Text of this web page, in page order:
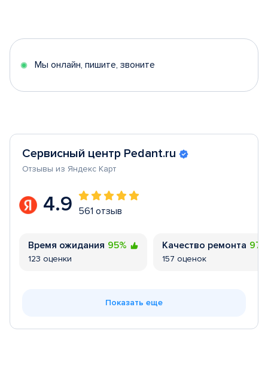
5
Мы онлайн, пишите, звоните
Сервисный центр Pedant.ru
Отзывы из Яндекс Карт
4.9 561 отзыв
Время ожидания 95%
123 оценки
Качество ремонта
157 оценок
Показать еще